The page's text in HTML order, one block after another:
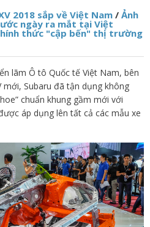
2018 sắp về Việt Nam / Ảnh
ngày ra mắt tại Việt
thức "cập bến" thị trường
lãm Ô tô Quốc tế Việt Nam, bên
mới, Subaru đã tận dụng không
chuẩn khung gầm mới với
áp dụng lên tất cả các mẫu xe